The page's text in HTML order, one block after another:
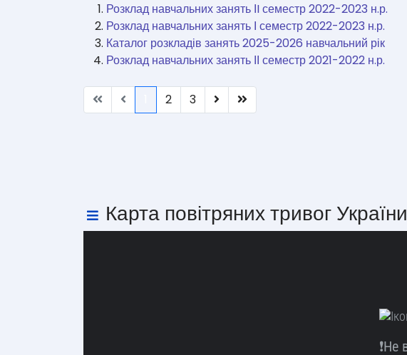
Розклад навчальних занять ІI семестр 2022-2023 н.р.
Розклад навчальних занять І семестр 2022-2023 н.р.
Каталог розкладів занять 2025-2026 навчальний рік
Розклад навчальних занять ІІ семестр 2021-2022 н.р.
2 3
Карта повітряних тривог України